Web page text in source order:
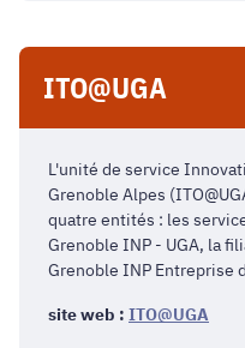
ITO@UGA
L'unité de service
Grenoble Alpes
quatre entités : les
Grenoble INP - UGA, la
Grenoble INP Entreprise
site web : ITO@UGA